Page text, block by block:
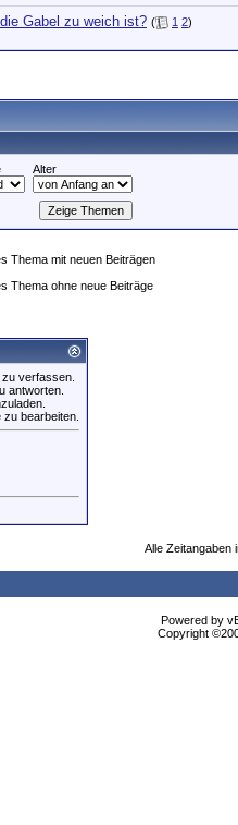
Gabel zu weich ist? ( 1 2)
Alter
Thema mit neuen Beiträgen
Thema ohne neue Beiträge
zu verfassen.
antworten.
zu bearbeiten.
Alle Zeitangaben
Powered by
Copyright